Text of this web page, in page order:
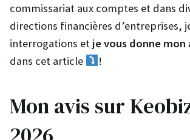
commissariat aux comptes et dans
directions financières d’entreprises,
interrogations et je vous donne mon
dans cet article
!
Mon avis sur